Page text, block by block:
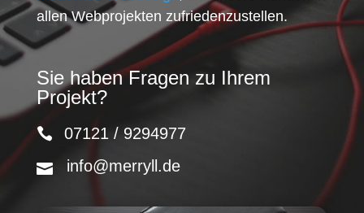
allen Webprojekten zufriedenzustellen.
Sie haben Fragen zu Ihrem
Projekt?
07121 / 9294977
info@merryll.de